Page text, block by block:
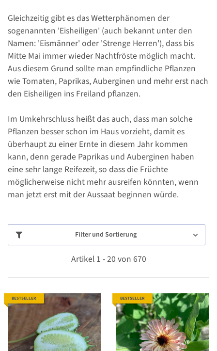
Gleichzeitig gibt es das Wetterphänomen der
sogenannten 'Eisheiligen' (auch bekannt unter den
Namen: 'Eismänner' oder 'Strenge Herren'), dass bis
Mitte Mai immer wieder Nachtfröste möglich macht.
Aus diesem Grund sollte man empfindliche Pflanzen
wie Tomaten, Paprikas, Auberginen und mehr erst nach
den Eisheiligen ins Freiland pflanzen.
Im Umkehrschluss heißt das auch, dass man solche
Pflanzen besser schon im Haus vorzieht, damit es
überhaupt zu einer Ernte in diesem Jahr kommen
kann, denn gerade Paprikas und Auberginen haben
eine sehr lange Reifezeit, so dass die Früchte
möglicherweise nicht mehr ausreifen könnten, wenn
man jetzt erst mit der Aussaat beginnen würde.
Filter und Sortierung
Artikel 1 - 20 von 670
BESTSELLER BESTSELLER